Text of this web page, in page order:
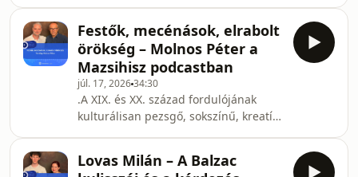
szeretetkapcsolatok, és a harmónia
iránti belső igényünk, ha lehet, még
intenzívebbé vált az elmúlt húsz év
alatt
tanácsadó. Zucker-Kertész Lillával
többek között arról beszélgetnek,
hogyan hat a kötődés, a
kommunikáció, a határok és az
intimitás a kapcsolatainkra. Szó esik
arról, hogyan őrizhető meg a közelség
hosszú távon, mikor érdemes
segítséget kérni, és van-e olyan pont,
ahonnan már
Festők, mecénások, elrabolt
örökség – Molnos Péter a
Mazsihisz podcastban
júl. 17, 202634:30
.A XIX. és XX. század fordulójának
kulturálisan pezsgő, sokszínű, kreatív
képzőművészetek felvirágoztatásának
Lovas Milán – A Balzac